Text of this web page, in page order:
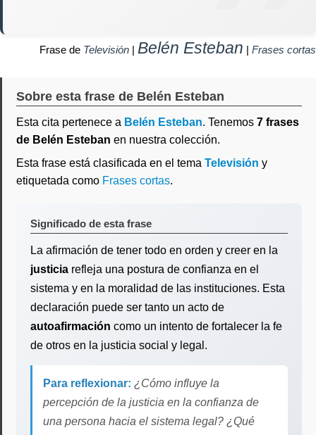
Frase de Televisión | Belén Esteban | Frases cortas
Sobre esta frase de Belén Esteban
Esta cita pertenece a Belén Esteban. Tenemos 7 frases
de Belén Esteban en nuestra colección.
Esta frase está clasificada en el tema Televisión y
etiquetada como Frases cortas.
Significado de esta frase
La afirmación de tener todo en orden y creer en la
justicia refleja una postura de confianza en el
sistema y en la moralidad de las instituciones. Esta
declaración puede ser tanto un acto de
autoafirmación como un intento de fortalecer la fe
de otros en la justicia social y legal.
Para reflexionar: ¿Cómo influye la
percepción de la justicia en la confianza de
una persona hacia el sistema legal? ¿Qué